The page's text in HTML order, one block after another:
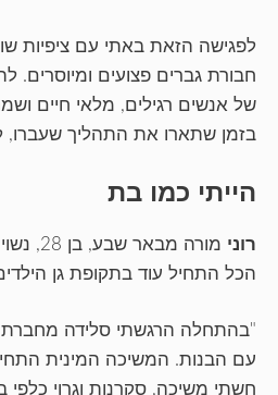
לפגישה הזאת באתי עם ציפיות
חבורת גברים פצועים ומיוסרים.
של אנשים רגילים, מלאי חיים
בזמן שתארו את התהליך שעברו,
הייתי כמו בת
רוני
מורה
הכל התחיל עוד בתקופת גן
"בהתחלה הרגשתי סלידה
עם הבנות. המשיכה המינית
חשתי משיכה, סקרנות וגרוי כלפי